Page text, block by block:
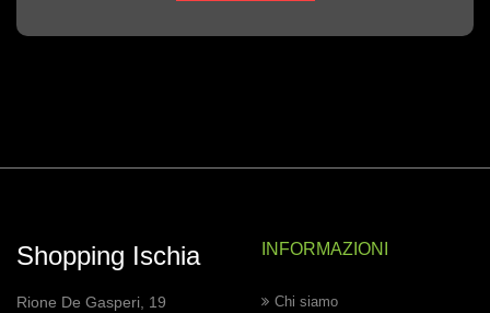
Shopping Ischia
Rione De Gasperi, 19
INFORMAZIONI
Chi siamo